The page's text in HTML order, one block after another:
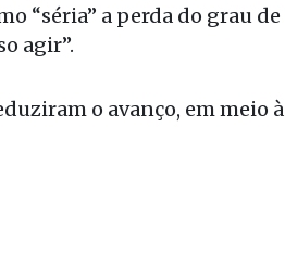
“séria” a perda do grau de
agir”.
o avanço, em meio à